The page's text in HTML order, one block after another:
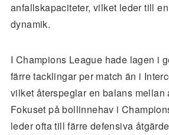
anfallskapaciteter, vilket leder till
dynamik.
I Champions League hade lagen i
färre tacklingar per match än i
vilket återspeglar en balans mellan
Fokuset på bollinnehav i
leder ofta till färre defensiva